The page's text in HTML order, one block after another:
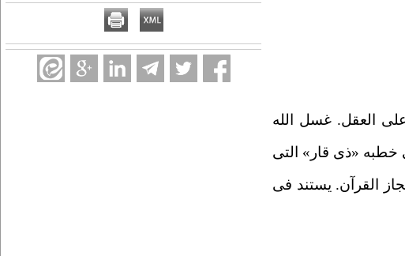
علی العقل. غسل الله
خطبه «ذی قار» التی
القرآن. یستند فی